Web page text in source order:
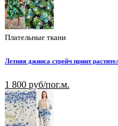
Плательные ткани
Летняя джинса стрейч принт
1 800 руб/пог.м.